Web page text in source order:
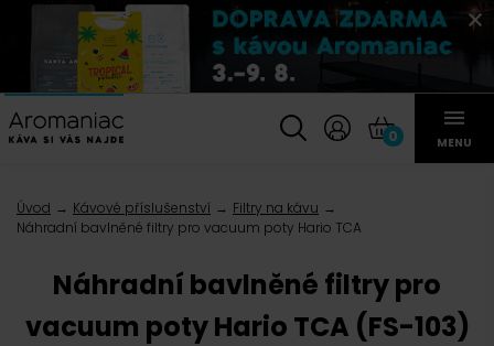
0 MENU
Úvod Kávové příslušenství
Filtry na kávu
Náhradní bavlněné filtry pro vacuum poty Hario TCA
Náhradní bavlněné filtry pro
vacuum poty Hario TCA (FS-103)